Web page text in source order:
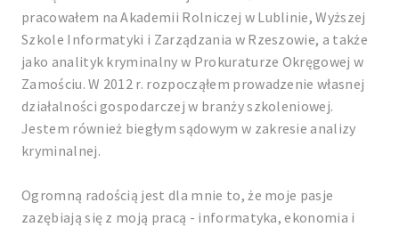
pracowałem na Akademii Rolniczej w Lublinie, Wyższej
Szkole Informatyki i Zarządzania w Rzeszowie, a także
jako analityk kryminalny w Prokuraturze Okręgowej w
Zamościu. W 2012 r. rozpocząłem prowadzenie własnej
działalności gospodarczej w branży szkoleniowej.
Jestem również biegłym sądowym w zakresie analizy
kryminalnej.
Ogromną radością jest dla mnie to, że moje pasje
zazębiają się z moją pracą - informatyka, ekonomia i